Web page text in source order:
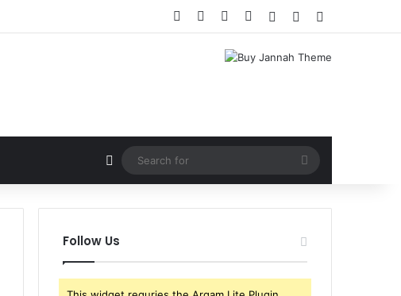
Facebook YouTubeInstagram
Log InRandom Article
Random Article
Search
for
Follow Us